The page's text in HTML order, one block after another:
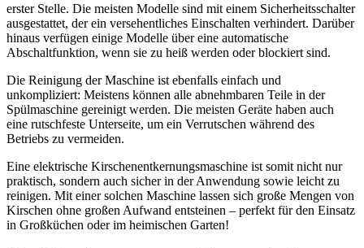
erster Stelle. Die meisten Modelle sind mit einem Sicherheitsschalter
ausgestattet, der ein versehentliches Einschalten verhindert. Darüber
hinaus verfügen einige Modelle über eine automatische
Abschaltfunktion, wenn sie zu heiß werden oder blockiert sind.
Die Reinigung der Maschine ist ebenfalls einfach und
unkompliziert: Meistens können alle abnehmbaren Teile in der
Spülmaschine gereinigt werden. Die meisten Geräte haben auch
eine rutschfeste Unterseite, um ein Verrutschen während des
Betriebs zu vermeiden.
Eine elektrische Kirschenentkernungsmaschine ist somit nicht nur
praktisch, sondern auch sicher in der Anwendung sowie leicht zu
reinigen. Mit einer solchen Maschine lassen sich große Mengen von
Kirschen ohne großen Aufwand entsteinen – perfekt für den Einsatz
in Großküchen oder im heimischen Garten!